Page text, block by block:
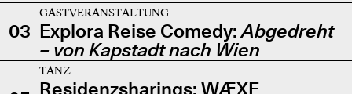
03
GASTVERANSTALTUNG
Explora Reise Comedy:Abgedreht
– von Kapstadt nach Wien
TANZ
Residenzsharings: WÆXE